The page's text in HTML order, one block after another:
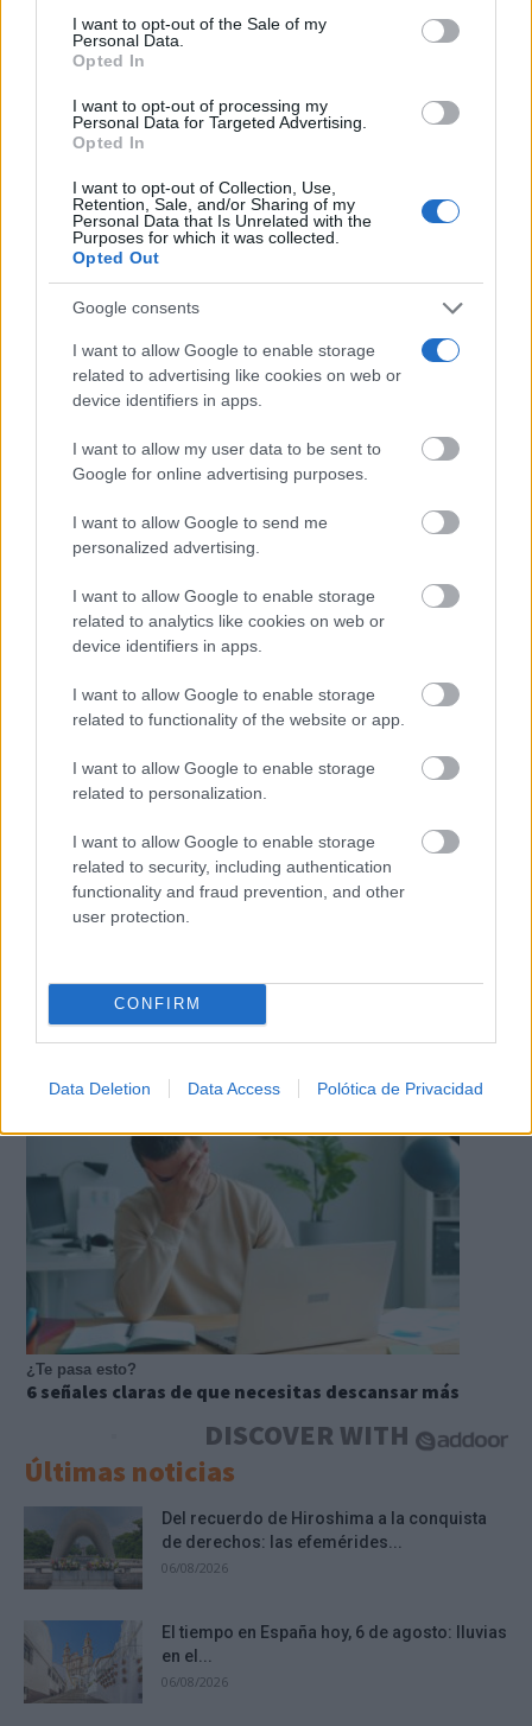
Please note that this website/app uses one or more Google
services and may gather and store information including but
not limited to your visit or usage behaviour. You may click to
use your data for below specified purposes in below Google
consent section.
I want to opt-out of the Sale of my
Personal Data.
Opted In
I want to opt-out of processing my
Personal Data for Targeted Advertising.
Opted In
I want to opt-out of Collection, Use,
Retention, Sale, and/or Sharing of my
Personal Data that Is Unrelated with the
Purposes for which it was collected.
Opted Out
Google consents
I want to allow Google to enable storage
related to advertising like cookies on web or
device identifiers in apps.
I want to allow my user data to be sent to
Google for online advertising purposes.
I want to allow Google to send me
personalized advertising.
I want to allow Google to enable storage
related to analytics like cookies on web or
device identifiers in apps.
I want to allow Google to enable storage
related to functionality of the website or app.
I want to allow Google to enable storage
related to personalization.
I want to allow Google to enable storage
related to security, including authentication
functionality and fraud prevention, and other
user protection.
CONFIRM
Data Deletion Data Access Polótica de Privacidad
Lujo con carácter
Una joya para mujeres que no piden permiso
Dónde viajar en 2026
Los destinos que todos van a querer visitar el
próximo año
¿Notas más frío de noche?
La ciencia explica por qué sentimos más frío al final
del día
¿Te pasa esto?
6 señales claras de que necesitas descansar más
DISCOVER WITH
Últimas noticias
Del recuerdo de Hiroshima a la conquista
de derechos: las efemérides...
06/08/2026
El tiempo en España hoy, 6 de agosto: lluvias
en el...
06/08/2026